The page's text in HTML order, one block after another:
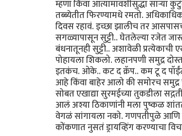
म्हणा किंवा आत्यामावशीसुद्धा
तब्ब्येतीत फिरण्यामधे रमतो.
दिवस रहावं. इच्छा झालीच तर
सगळ्यापासून सुट्टी.. घेतलेल्या रजेत
बंधनातूनही सुट्टी.. अशावेळी
पोहायला शिकलो. लहानपणी समुद्र
इतकंच. ओके.. कट द क्रॅप.. कम टू द
आहे किंवा बाहेर आलो की समोरच
सोबत एखाद्या सुरमईच्या तुकडीला
आलं अश्या ठिकाणांनी मला पुष्कळ
वेगळं सांगायला नको. गणपतीपुळे आणि
कोंकणात नुसतं ड्रायव्हिंग करण्याचा